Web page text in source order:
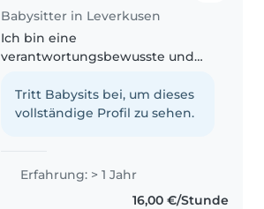
Babysitter in Leverkusen
Ich bin eine
verantwortungsbewusste und
einem Jahr Erfahrung in der
Betreuung von
Arabisch..
Tritt Babysits bei, um dieses
vollständige Profil zu sehen.
Erfahrung: > 1 Jahr
16,00 €/Stunde